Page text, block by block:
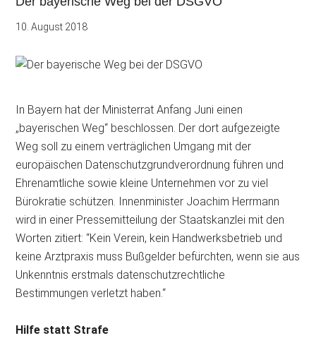
10. August 2018
In Bayern hat der Ministerrat Anfang Juni einen
„bayerischen Weg“ beschlossen. Der dort aufgezeigte
Weg soll zu einem verträglichen Umgang mit der
europäischen Datenschutzgrundverordnung führen und
Ehrenamtliche sowie kleine Unternehmen vor zu viel
Bürokratie schützen. Innenminister Joachim Herrmann
wird in einer Pressemitteilung der Staatskanzlei mit den
Worten zitiert: “Kein Verein, kein Handwerksbetrieb und
keine Arztpraxis muss Bußgelder befürchten, wenn sie aus
Unkenntnis erstmals datenschutzrechtliche
Bestimmungen verletzt haben.“
Hilfe statt Strafe